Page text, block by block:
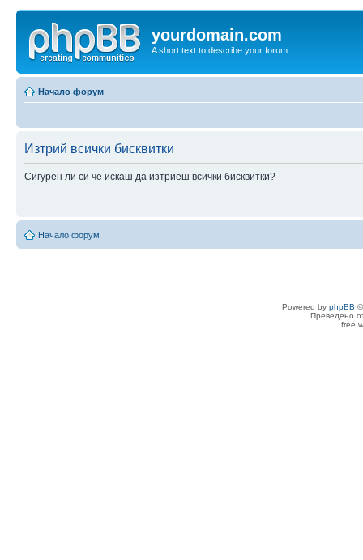
yourdomain.com
A short text to describe your forum
Начало форум
Изтрий всички бисквитки
Сигурен ли си че искаш да изтриеш всички бисквитки?
Начало форум
Powered by phpBB
Преведено
free